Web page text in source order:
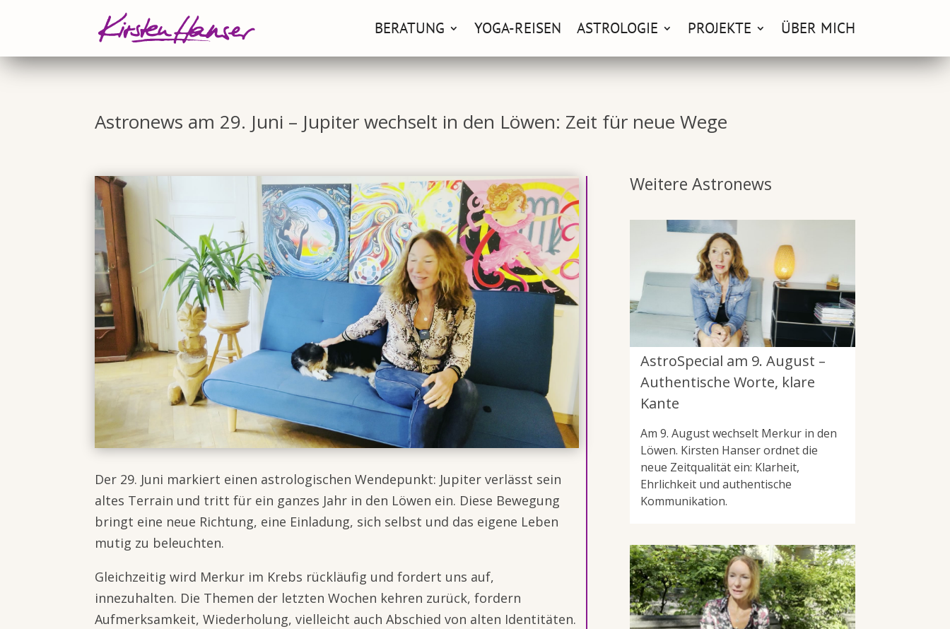
BERATUNG YOGA-REISEN ASTROLOGIE PROJEKTE ÜBER MICH
Astronews am 29. Juni – Jupiter wechselt in den Löwen: Zeit für neue Wege
Der 29. Juni markiert einen astrologischen Wendepunkt: Jupiter verlässt sein
altes Terrain und tritt für ein ganzes Jahr in den Löwen ein. Diese Bewegung
bringt eine neue Richtung, eine Einladung, sich selbst und das eigene Leben
mutig zu beleuchten.
Gleichzeitig wird Merkur im Krebs rückläufig und fordert uns auf,
innezuhalten. Die Themen der letzten Wochen kehren zurück, fordern
Aufmerksamkeit, Wiederholung, vielleicht auch Abschied von alten Identitäten.
Weitere Astronews
AstroSpecial am 9. August –
Authentische Worte, klare
Kante
Am 9. August wechselt Merkur in den
Löwen. Kirsten Hanser ordnet die
neue Zeitqualität ein: Klarheit,
Ehrlichkeit und authentische
Kommunikation.